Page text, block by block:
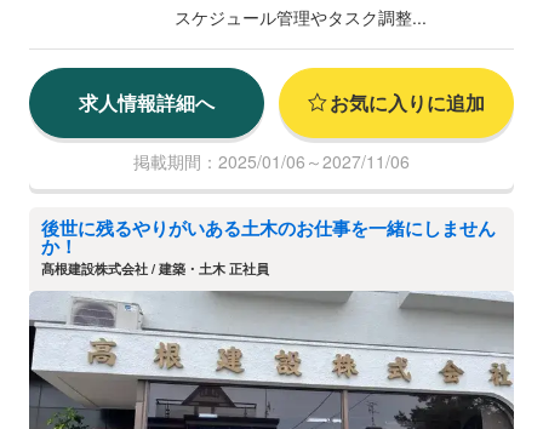
スケジュール管理やタスク調整...
求人情報詳細へ お気に入りに追加
掲載期間：2025/01/06～2027/11/06
後世に残るやりがいある土木のお仕事を一緒にしません
か！
髙根建設株式会社 / 建築・土木 正社員